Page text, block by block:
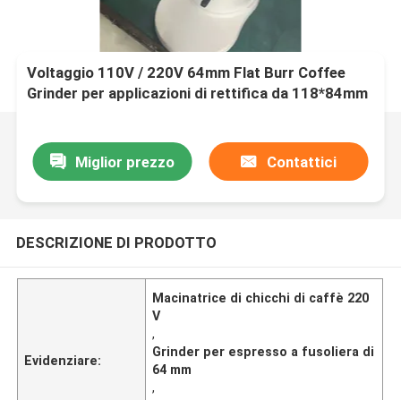
Voltaggio 110V / 220V 64mm Flat Burr Coffee
Grinder per applicazioni di rettifica da 118*84mm
Miglior prezzo Contattici
DESCRIZIONE DI PRODOTTO
Evidenziare:
Macinatrice di chicchi di caffè 220
V
,
Grinder per espresso a fusoliera di
64 mm
,